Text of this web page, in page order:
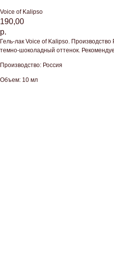
Voice of Kalipso
190,00
р.
Гель-лак Voice of Kalipso.
темно-шоколадный оттенок.
Производство: Россия
Объем: 10 мл